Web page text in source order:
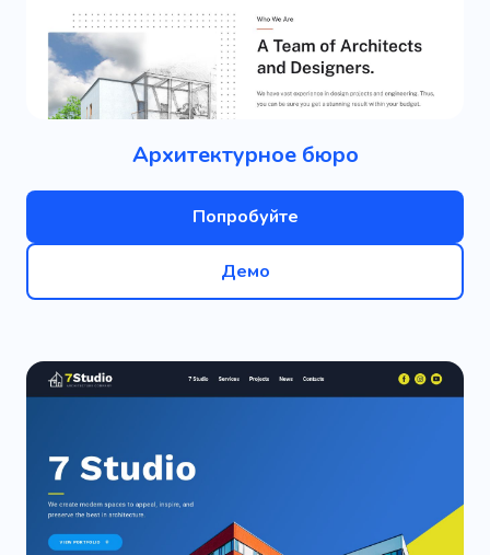
Архитектурное бюро
Попробуйте
Демо